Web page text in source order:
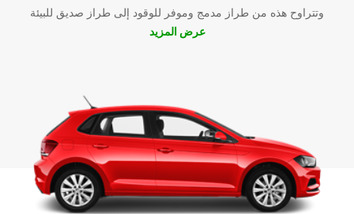
وتتراوح هذه من طراز مدمج وموفر للوقود إلى طراز صديق للبيئة
عرض المزيد